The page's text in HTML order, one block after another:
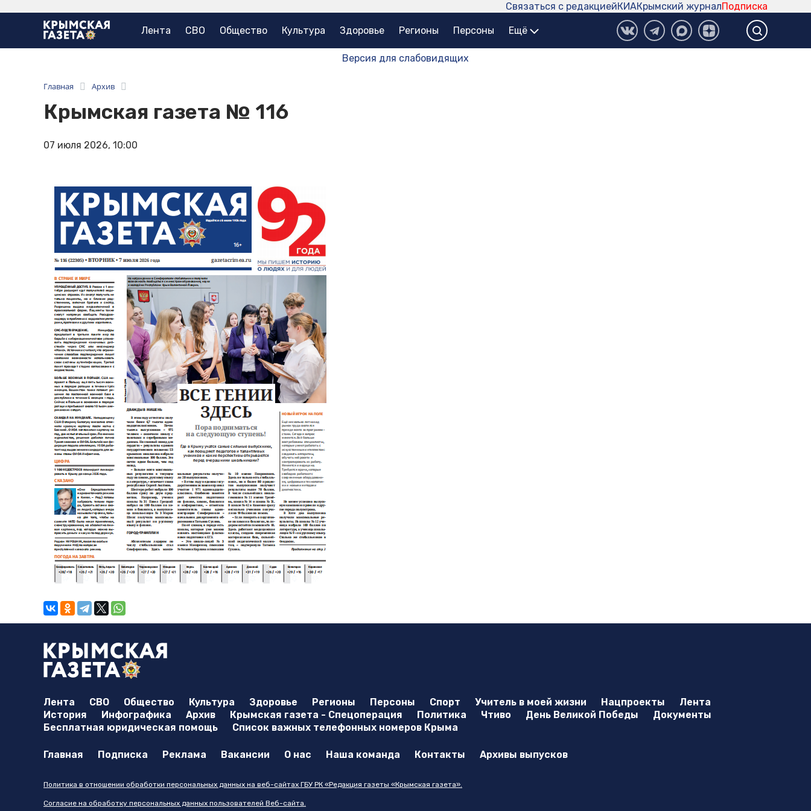
Подписка
Крымский журнал
КИА
Связаться с редакцией
Лента СВО Общество Культура Здоровье Регионы Персоны Ещё
Версия для слабовидящих
Главная Архив
Крымская газета № 116
07 июля 2026, 10:00
Лента СВО Общество Культура Здоровье Регионы Персоны Спорт Учитель в моей жизни Нацпроекты
Лента
История
Инфографика Архив Крымская газета - Спецоперация Политика Чтиво День Великой Победы
Документы
Бесплатная юридическая помощь
Список важных телефонных номеров Крыма
Главная Подписка Реклама Вакансии О нас Наша команда Контакты Архивы выпусков
Политика в отношении обработки персональных данных на веб-сайтах ГБУ РК «Редакция газеты «Крымская газета».
Согласие на обработку персональных данных пользователей Веб-сайта.